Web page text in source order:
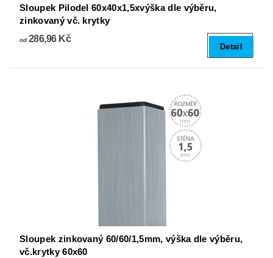
Sloupek Pilodel 60x40x1,5xvýška dle výběru,
zinkovaný vč. krytky
od286,96 Kč
Detail
Sloupek zinkovaný 60/60/1,5mm, výška dle výběru,
vč.krytky 60x60